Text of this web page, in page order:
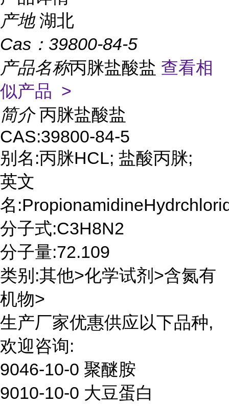
产地 湖北
Cas： 39800-84-5
产品名称丙脒盐酸盐 查看相
似产品 >
简介 丙脒盐酸盐
CAS:39800-84-5
别名:丙脒HCL; 盐酸丙脒;
英文
名
分子式:C3H8N2
分子量:72.109
类别:其他>化学试剂>含氮有
机物>
生产厂家优惠供应以下品种,
欢迎咨询:
9046-10-0 聚醚胺
9010-10-0 大豆蛋白